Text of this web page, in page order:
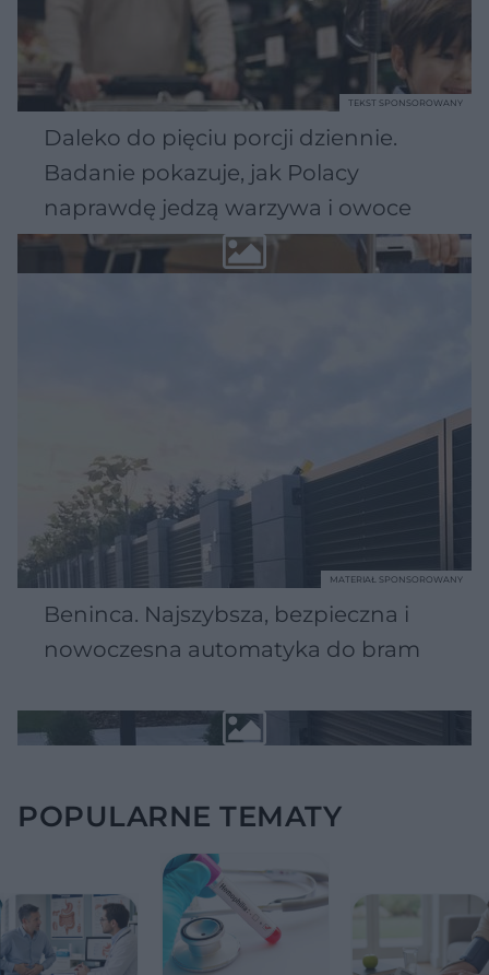
Daleko do pięciu porcji dziennie.
Badanie pokazuje, jak Polacy
naprawdę jedzą warzywa i owoce
TEKST SPONSOROWANY
Beninca. Najszybsza, bezpieczna i
nowoczesna automatyka do bram
MATERIAŁ SPONSOROWANY
POPULARNE TEMATY